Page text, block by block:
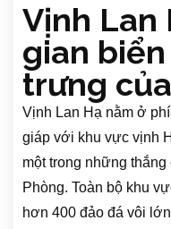
Vịnh Lan
gian
trưng
Vịnh Lan Hạ nằm ở
giáp với khu vực vịnh
một trong những
Phòng. Toàn bộ khu
hơn 400 đảo đá vôi